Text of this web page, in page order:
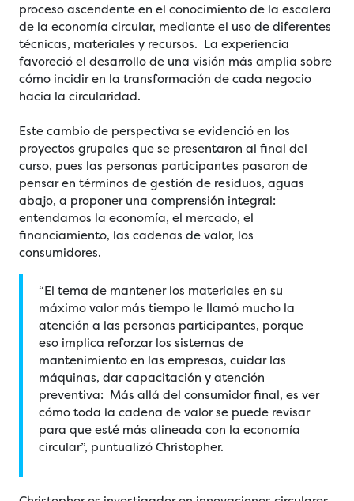
proceso ascendente en el conocimiento de la escalera
de la economía circular, mediante el uso de diferentes
técnicas, materiales y recursos. La experiencia
favoreció el desarrollo de una visión más amplia sobre
cómo incidir en la transformación de cada negocio
hacia la circularidad.
Este cambio de perspectiva se evidenció en los
proyectos grupales que se presentaron al final del
curso, pues las personas participantes pasaron de
pensar en términos de gestión de residuos, aguas
abajo, a proponer una comprensión integral:
entendamos la economía, el mercado, el
financiamiento, las cadenas de valor, los
consumidores.
“El tema de mantener los materiales en su
máximo valor más tiempo le llamó mucho la
atención a las personas participantes, porque
eso implica reforzar los sistemas de
mantenimiento en las empresas, cuidar las
máquinas, dar capacitación y atención
preventiva: Más allá del consumidor final, es ver
cómo toda la cadena de valor se puede revisar
para que esté más alineada con la economía
circular”, puntualizó Christopher.